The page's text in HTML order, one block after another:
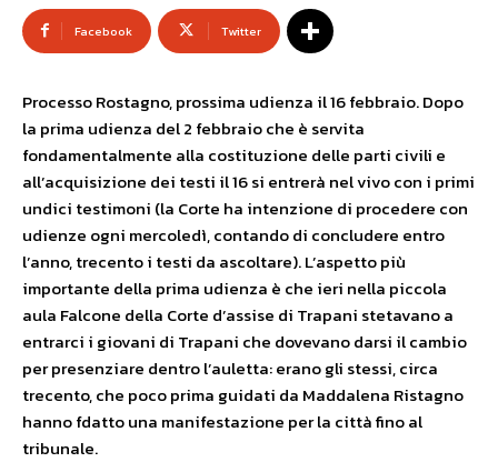
Facebook Twitter
Processo Rostagno, prossima udienza il 16 febbraio. Dopo
la prima udienza del 2 febbraio che è servita
fondamentalmente alla costituzione delle parti civili e
all’acquisizione dei testi il 16 si entrerà nel vivo con i primi
undici testimoni (la Corte ha intenzione di procedere con
udienze ogni mercoledì, contando di concludere entro
l’anno, trecento i testi da ascoltare). L’aspetto più
importante della prima udienza è che ieri nella piccola
aula Falcone della Corte d’assise di Trapani stetavano a
entrarci i giovani di Trapani che dovevano darsi il cambio
per presenziare dentro l’auletta: erano gli stessi, circa
trecento, che poco prima guidati da Maddalena Ristagno
hanno fdatto una manifestazione per la città fino al
tribunale.